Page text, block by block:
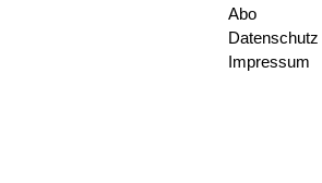
Abo
Datenschutz
Impressum